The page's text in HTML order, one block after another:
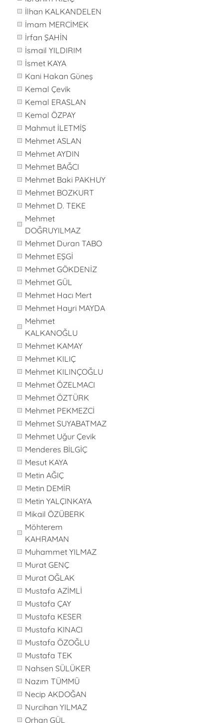
İlhan KALKANDELEN
İmam MERCİMEK
İrfan ŞAHİN
İsmail YILDIRIM
İsmet KAYA
Kani Hakan Güneş
Kemal Çevik
Kemal ERASLAN
Kemal ÖZPAY
Mahmut İLETMİŞ
Mehmet ASLAN
Mehmet AYDIN
Mehmet BAĞCI
Mehmet Baki PAKHUY
Mehmet BOZKURT
Mehmet D. TEKE
Mehmet
DOĞRUYILMAZ
Mehmet Duran TABO
Mehmet EŞGİ
Mehmet GÖKDENİZ
Mehmet GÜL
Mehmet Hacı Mert
Mehmet Hayri MAYDA
Mehmet
KALKANOĞLU
Mehmet KAMAY
Mehmet KILIÇ
Mehmet KILINÇOĞLU
Mehmet ÖZELMACI
Mehmet ÖZTÜRK
Mehmet PEKMEZCİ
Mehmet SUYABATMAZ
Mehmet Uğur Çevik
Menderes BİLGİÇ
Mesut KAYA
Metin AĞIÇ
Metin DEMİR
Metin YALÇINKAYA
Mikail ÖZÜBERK
Möhterem
KAHRAMAN
Muhammet YILMAZ
Murat GENÇ
Murat OĞLAK
Mustafa AZİMLİ
Mustafa ÇAY
Mustafa KESER
Mustafa KINACI
Mustafa ÖZOĞLU
Mustafa TEK
Nahsen SÜLÜKER
Nazım TÜMMÜ
Necip AKDOĞAN
Nurcihan YILMAZ
Orhan GÜL